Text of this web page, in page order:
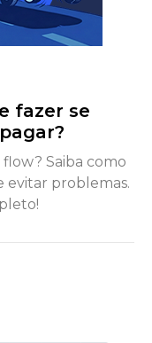
fazer se
Saiba como
evitar problemas.